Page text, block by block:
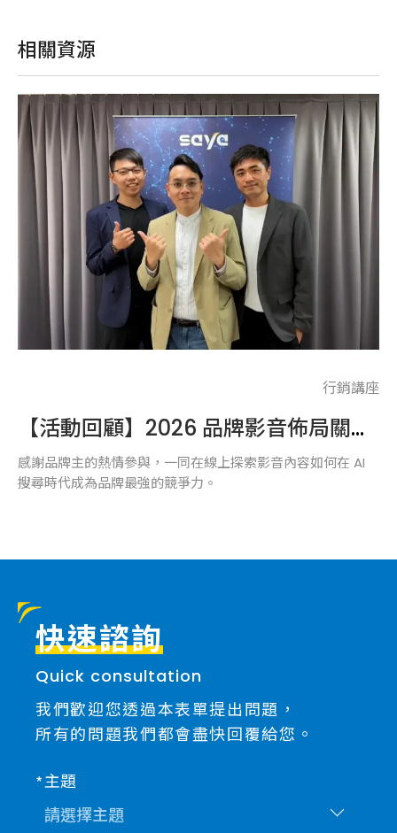
相關資源
行銷講座
【活動回顧】2026 品牌影音佈局關鍵說明會圓滿落幕！
感謝品牌主的熱情參與，一同在線上探索影音內容如何在 AI
搜尋時代成為品牌最強的競爭力。
快速諮詢
Quick consultation
我們歡迎您透過本表單提出問題，
所有的問題我們都會盡快回覆給您。
主題